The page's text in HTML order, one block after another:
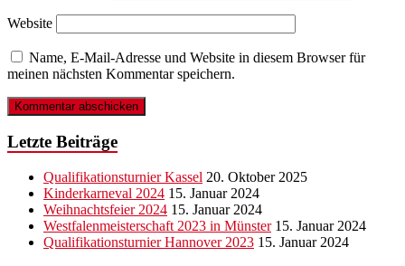
Website
Name, E-Mail-Adresse und Website in diesem Browser für
meinen nächsten Kommentar speichern.
Letzte Beiträge
Qualifikationsturnier Kassel 20. Oktober 2025
Kinderkarneval 2024 15. Januar 2024
Weihnachtsfeier 2024 15. Januar 2024
Westfalenmeisterschaft 2023 in Münster 15. Januar 2024
Qualifikationsturnier Hannover 2023 15. Januar 2024